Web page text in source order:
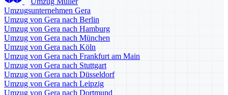
Umzugsunternehmen Gera
Umzug von Gera nach Berlin
Umzug von Gera nach Hamburg
Umzug von Gera nach München
Umzug von Gera nach Köln
Umzug von Gera nach Frankfurt am Main
Umzug von Gera nach Stuttgart
Umzug von Gera nach Düsseldorf
Umzug von Gera nach Leipzig
Umzug von Gera nach Dortmund